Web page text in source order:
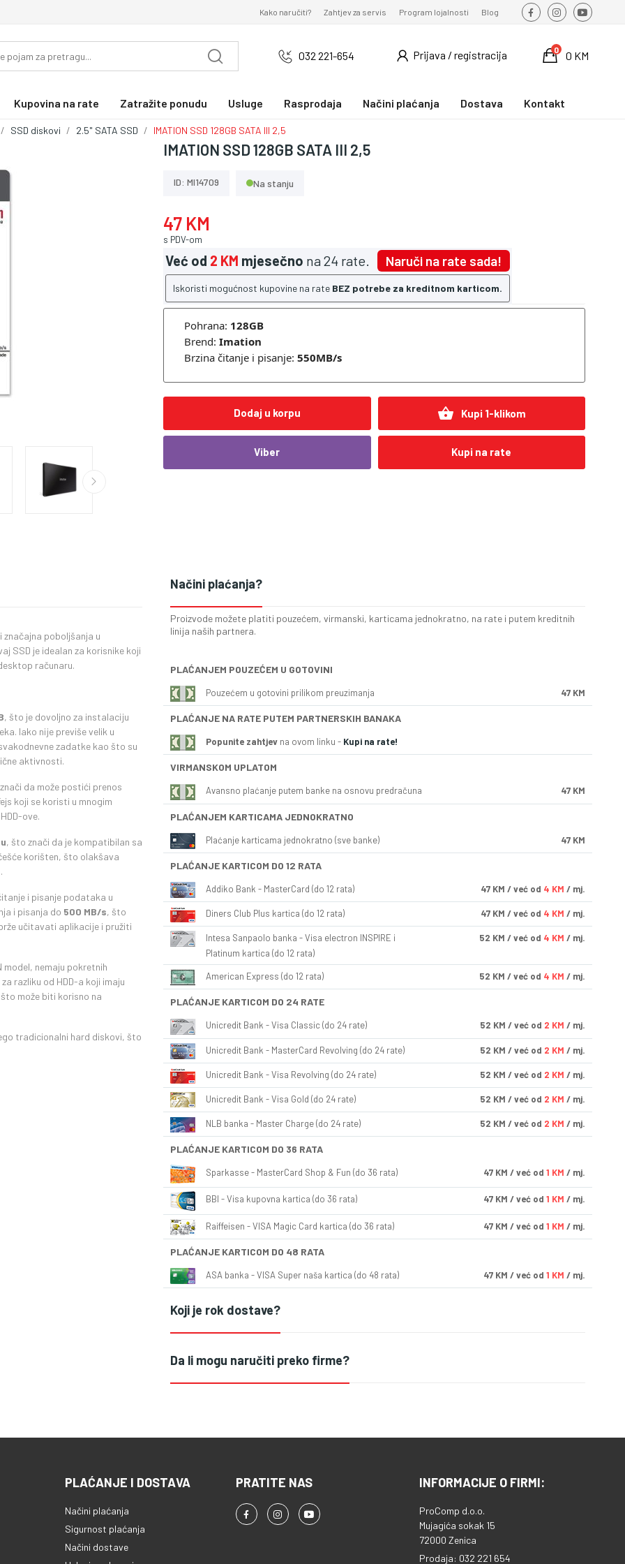
Kako naručiti? Zahtjev za servis Program lojalnosti Blog
032 221-654 Prijava / registracija 0 KM
0
Kupovina na rate Zatražite ponudu Usluge Rasprodaja Načini plaćanja Dostava Kontakt
SSD diskovi 2.5" SATA SSD IMATION SSD 128GB SATA III 2,5
IMATION SSD 128GB SATA III 2,5
ID: MI14709 Na stanju
47 KM
s PDV-om
Već od 2 KM mjesečno na 24 rate. Naruči na rate sada!
Iskoristi mogućnost kupovine na rate BEZ potrebe za kreditnom karticom.
Pohrana: 128GB
Brend: Imation
Brzina čitanje i pisanje: 550MB/s
Dodaj u korpu shopping_basket Kupi 1-klikom
Viber Kupi na rate
poboljšanja u
SSD je idealan za korisnike koji
računaru.
, što je dovoljno za instalaciju
Iako nije previše velik u
zadatke kao što su
aktivnosti.
da može postići prenos
koji se koristi u mnogim
ove.
, što znači da je kompatibilan sa
korišten, što olakšava
i pisanje podataka u
i pisanja do 500 MB/s, što
učitavati aplikacije i pružiti
model, nemaju pokretnih
razliku od HDD-a koji imaju
može biti korisno na
tradicionalni hard diskovi, što
Načini plaćanja?
Proizvode možete platiti pouzećem, virmanski, karticama jednokratno, na rate i putem kreditnih
linija naših partnera.
PLAĆANJEM POUZEĆEM U GOTOVINI
Pouzećem u gotovini prilikom preuzimanja 47 KM
PLAĆANJE NA RATE PUTEM PARTNERSKIH BANAKA
Popunite zahtjev na ovom linku - Kupi na rate!
VIRMANSKOM UPLATOM
Avansno plaćanje putem banke na osnovu predračuna 47 KM
PLAĆANJEM KARTICAMA JEDNOKRATNO
Plaćanje karticama jednokratno (sve banke) 47 KM
PLAĆANJE KARTICOM DO 12 RATA
Addiko Bank - MasterCard (do 12 rata) 47 KM / već od 4 KM / mj.
Diners Club Plus kartica (do 12 rata) 47 KM / već od 4 KM / mj.
Intesa Sanpaolo banka - Visa electron INSPIRE i
Platinum kartica (do 12 rata)
52 KM / već od 4 KM / mj.
American Express (do 12 rata) 52 KM / već od 4 KM / mj.
PLAĆANJE KARTICOM DO 24 RATE
Unicredit Bank - Visa Classic (do 24 rate) 52 KM / već od 2 KM / mj.
Unicredit Bank - MasterCard Revolving (do 24 rate) 52 KM / već od 2 KM / mj.
Unicredit Bank - Visa Revolving (do 24 rate) 52 KM / već od 2 KM / mj.
Unicredit Bank - Visa Gold (do 24 rate) 52 KM / već od 2 KM / mj.
NLB banka - Master Charge (do 24 rate) 52 KM / već od 2 KM / mj.
PLAĆANJE KARTICOM DO 36 RATA
Sparkasse - MasterCard Shop & Fun (do 36 rata) 47 KM / već od 1 KM / mj.
BBI - Visa kupovna kartica (do 36 rata) 47 KM / već od 1 KM / mj.
Raiffeisen - VISA Magic Card kartica (do 36 rata) 47 KM / već od 1 KM / mj.
PLAĆANJE KARTICOM DO 48 RATA
ASA banka - VISA Super naša kartica (do 48 rata) 47 KM / već od 1 KM / mj.
Koji je rok dostave?
Da li mogu naručiti preko firme?
PLAĆANJE I DOSTAVA
Načini plaćanja
Sigurnost plaćanja
Načini dostave
PRATITE NAS INFORMACIJE O FIRMI:
ProComp d.o.o.
Mujagića sokak 15
72000 Zenica
Prodaja: 032 221 654